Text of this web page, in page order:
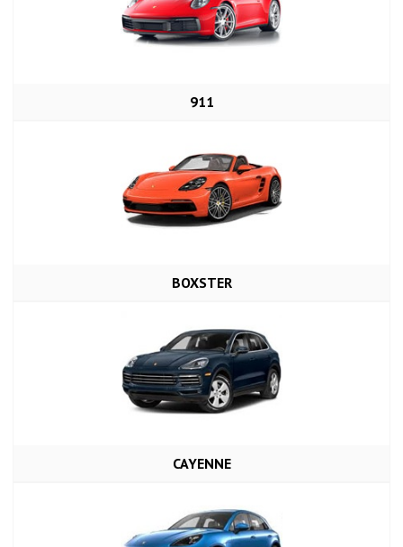
911
BOXSTER
CAYENNE